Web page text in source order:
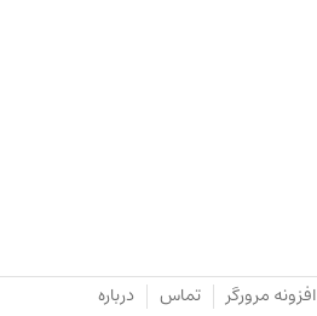
افزونه مرورگر تماس درباره